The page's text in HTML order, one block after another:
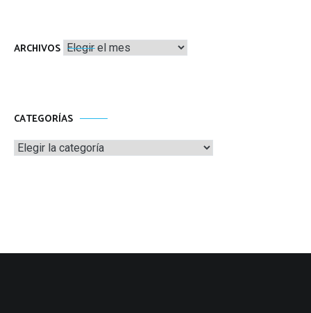
ARCHIVOS Archivos
CATEGORÍAS
Categorías